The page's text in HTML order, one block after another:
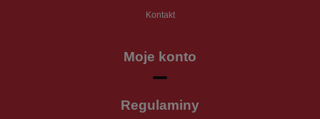
Kontakt
Moje konto
Regulaminy